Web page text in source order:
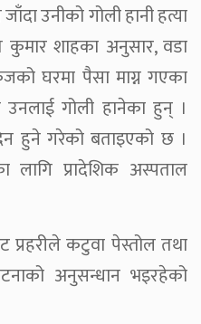
उनीको गोली हानी हत्या
कुमार शाहका अनुसार, वडा
घरमा पैसा माग्न गएका
गोली हानेका हुन् ।
हुने गरेको बताइएको छ ।
प्रादेशिक अस्पताल
कटुवा पेस्तोल तथा
अनुसन्धान भइरहेको